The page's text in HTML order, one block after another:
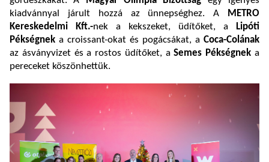
kiadvánnyal járult hozzá az ünnepséghez. A
METRO
Kereskedelmi Kft.-nek a kekszeket, üdítőket, a Lipóti
Pékségnek a croissant-okat és pogácsákat, a Coca-Colának
az ásványvizet és a rostos üdítőket, aSemes Pékségnek a
pereceket köszönhettük.